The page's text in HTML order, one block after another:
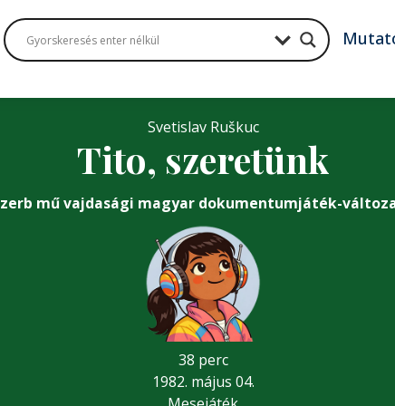
Svetislav Ruškuc
Tito, szeretünk
mű vajdasági magyar dokumentumjáték-
38 perc
1982. május 04.